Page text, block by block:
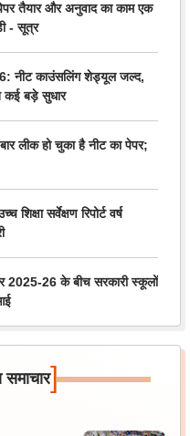
तैयार और अनुवाद का काम एक
- सूत्र
नीट काउंसलिंग शेड्यूल जल्द,
कई बड़े सुधार
लीक हो चुका है नीट का पेपर;
सर्वेक्षण रिपोर्ट वर्ष
26 के बीच सरकारी स्कूलों
समाचार]